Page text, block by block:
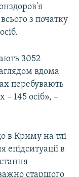
з початку
3052
вдома
перебувають
– 145 осіб», –
в Криму на тлі
епідситуації в
старшого